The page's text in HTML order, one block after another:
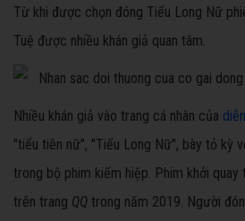
Từ khi được chọn đóng Tiểu Long Nữ
Tuệ được nhiều khán giả quan tâm.
Nhiều khán giả vào trang cá nhân của
"tiểu tiên nữ", "Tiểu Long Nữ", bày tỏ kỳ
trong bộ phim kiếm hiệp. Phim khởi
trên trang QQ trong năm 2019. Người